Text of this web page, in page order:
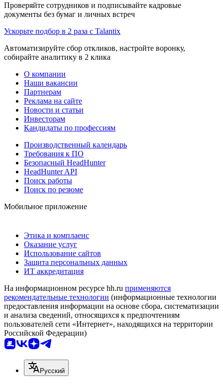
Проверяйте сотрудников и подписывайте кадровые
документы без бумаг и личных встреч
Ускорьте подбор в 2 раза с Talantix
Автоматизируйте сбор откликов, настройте воронку,
собирайте аналитику в 2 клика
О компании
Наши вакансии
Партнерам
Реклама на сайте
Новости и статьи
Инвесторам
Кандидаты по профессиям
Производственный календарь
Требования к ПО
Безопасный HeadHunter
HeadHunter API
Поиск работы
Поиск по резюме
Мобильное приложение
Этика и комплаенс
Оказание услуг
Использование сайтов
Защита персональных данных
ИТ аккредитация
На информационном ресурсе hh.ru применяются
рекомендательные технологии (информационные технологии
предоставления информации на основе сбора, систематизации
и анализа сведений, относящихся к предпочтениям
пользователей сети «Интернет», находящихся на территории
Российской Федерации)
Русский